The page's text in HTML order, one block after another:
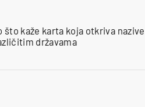
kaže karta koja otkriva
državama